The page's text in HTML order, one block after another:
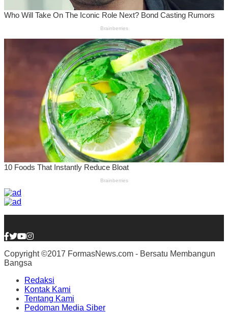
Copyright ©2017 FormasNews.com - Bersatu Membangun
Bangsa
Redaksi
Kontak Kami
Tentang Kami
Pedoman Media Siber